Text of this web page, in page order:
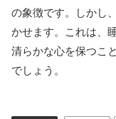
の象徴です。しかし
かせます。これは、
清らかな心を保つこ
でしょう。